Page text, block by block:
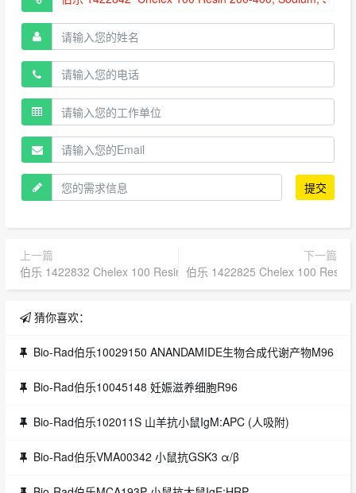
提交
上一篇
伯乐 1422832 Chelex 100 Resin 100-200, Sodium, 500 g
下一篇
伯乐 1422825 Chelex 100 Resin
猜你喜欢：
Bio-Rad伯乐10029150 ANANDAMIDE生物合成代谢产物M96
Bio-Rad伯乐10045148 妊娠滋养细胞R96
Bio-Rad伯乐102011S 山羊抗小鼠IgM:APC (人吸附)
Bio-Rad伯乐VMA00342 小鼠抗GSK3 α/β